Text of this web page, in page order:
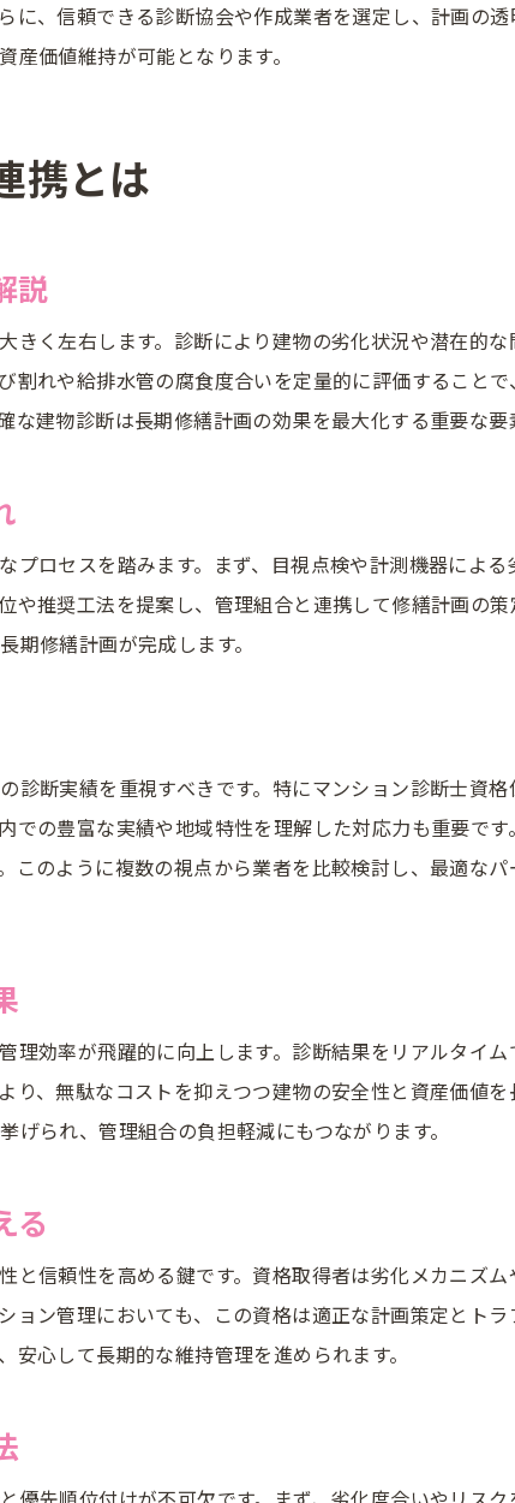
修繕計画と大規模修繕の効果的連携
協会と進める維持管理の最適化方法
計画の精度を高める診断士の活用術
劣化診断と長期修繕計画の相乗効果
と建物診断業者選びの実践知識
修繕計画と修繕費用の目安を解説
協会推奨の建物診断業者選びの基準
選定時の見積もり比較と注意ポイント
修繕計画単価表の理解と活用ポイント
できる専門家選びで失敗しないコツ
る長期修繕計画書の入手と活用法
修繕計画書の入手方法と必要書類を解説
ション管理組合での計画書共有の重要性
協会と協力し活用する事例とポイント
修繕計画書の見直しと更新タイミング
価値維持へ計画書を最大限活かすコツ
に、信頼できる診断協会や作成業者を選定し、計画の
価値維持が可能となります。
携とは
説
く左右します。診断により建物の劣化状況や潜在的な
れや給排水管の腐食度合いを定量的に評価すること
建物診断は長期修繕計画の効果を最大化する重要な要
ロセスを踏みます。まず、目視点検や計測機器によ
推奨工法を提案し、管理組合と連携して修繕計画の策
修繕計画が完成します。
断実績を重視すべきです。特にマンション診断士資
の豊富な実績や地域特性を理解した対応力も重要で
のように複数の視点から業者を比較検討し、最適な
効率が飛躍的に向上します。診断結果をリアルタイ
、無駄なコストを抑えつつ建物の安全性と資産価値
られ、管理組合の負担軽減にもつながります。
る
信頼性を高める鍵です。資格取得者は劣化メカニズ
ン管理においても、この資格は適正な計画策定とト
心して長期的な維持管理を進められます。